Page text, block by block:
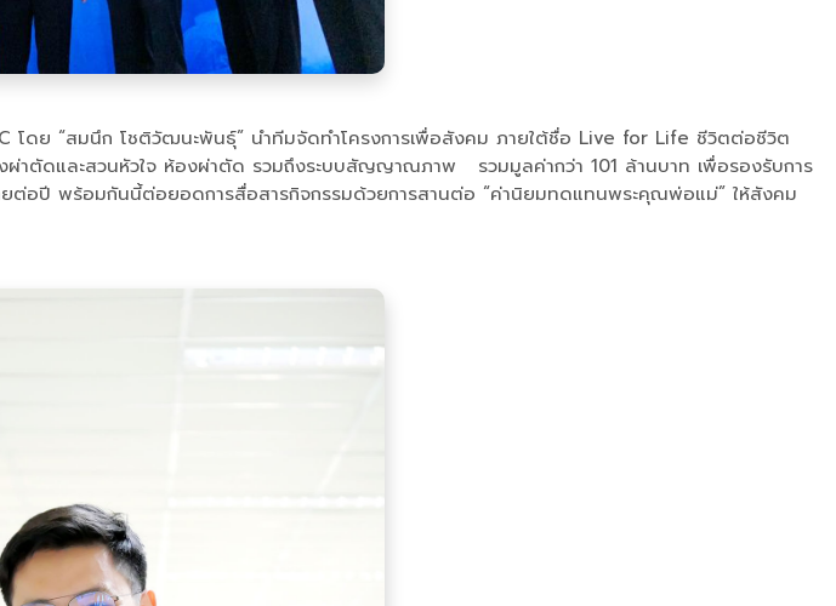
โดย “สมนึก โชติวัฒนะพันธุ์” นำทีมจัดทำโครงการเพื่อสังคม ภายใต้ชื่อ Live for Life ชีวิตต่อชีวิต
าตัดและสวนหัวใจ ห้องผ่าตัด รวมถึงระบบสัญญาณภาพ รวมมูลค่ากว่า 101 ล้านบาท เพื่อรองรับการ
ายต่อปี พร้อมกันนี้ต่อยอดการสื่อสารกิจกรรมด้วยการสานต่อ “ค่านิยมทดแทนพระคุณพ่อแม่” ให้สังคม